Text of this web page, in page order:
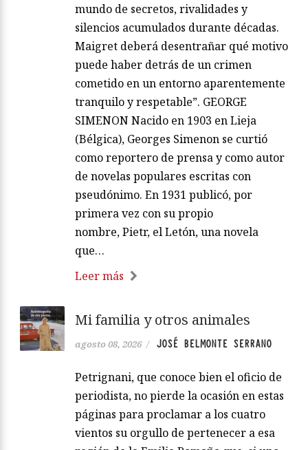
mundo de secretos, rivalidades y
silencios acumulados durante décadas.
Maigret deberá desentrañar qué motivo
puede haber detrás de un crimen
cometido en un entorno aparentemente
tranquilo y respetable”. GEORGE
SIMENON Nacido en 1903 en Lieja
(Bélgica), Georges Simenon se curtió
como reportero de prensa y como autor
de novelas populares escritas con
pseudónimo. En 1931 publicó, por
primera vez con su propio
nombre, Pietr, el Letón, una novela
que…
Leer más
Mi familia y otros animales
agosto 08, 2026 / JOSÉ BELMONTE SERRANO
Petrignani, que conoce bien el oficio de
periodista, no pierde la ocasión en estas
páginas para proclamar a los cuatro
vientos su orgullo de pertenecer a esa